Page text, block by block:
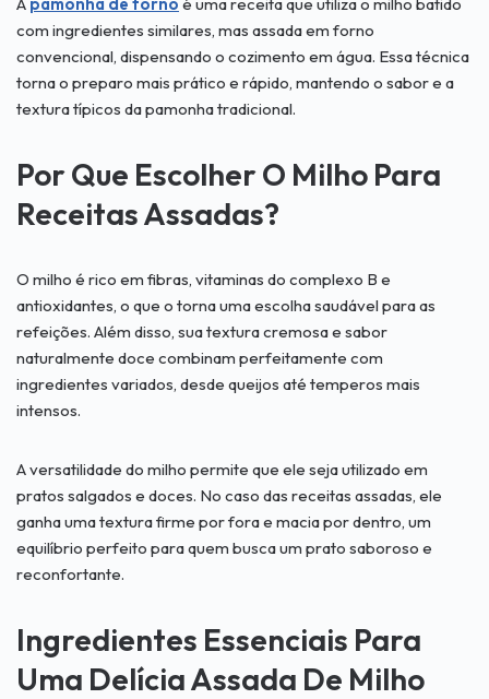
com ingredientes similares, mas assada em forno
convencional, dispensando o cozimento em água. Essa técnica
torna o preparo mais prático e rápido, mantendo o sabor e a
textura típicos da pamonha tradicional.
Por Que Escolher O Milho Para
Receitas Assadas?
O milho é rico em fibras, vitaminas do complexo B e
antioxidantes, o que o torna uma escolha saudável para as
refeições. Além disso, sua textura cremosa e sabor
naturalmente doce combinam perfeitamente com
ingredientes variados, desde queijos até temperos mais
intensos.
A versatilidade do milho permite que ele seja utilizado em
pratos salgados e doces. No caso das receitas assadas, ele
ganha uma textura firme por fora e macia por dentro, um
equilíbrio perfeito para quem busca um prato saboroso e
reconfortante.
Ingredientes Essenciais Para
Uma Delícia Assada De Milho